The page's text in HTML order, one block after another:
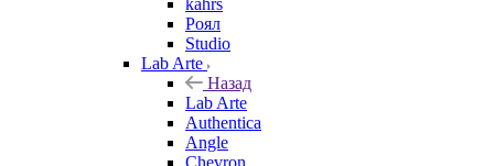
kahrs
Роял
Studio
Lab Arte
Назад
Lab Arte
Authentica
Angle
Chevron